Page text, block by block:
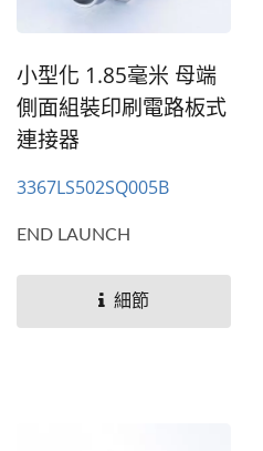
小型化 1.85毫米 母端
側面組裝印刷電路板式
連接器
3367LS502SQ005B
END LAUNCH
細節